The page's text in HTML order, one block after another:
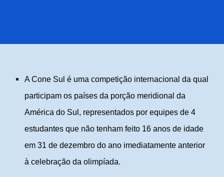
A Cone Sul é uma competição internacional da qual
participam os países da porção meridional da
América do Sul, representados por equipes de 4
estudantes que não tenham feito 16 anos de idade
em 31 de dezembro do ano imediatamente anterior
à celebração da olimpíada.